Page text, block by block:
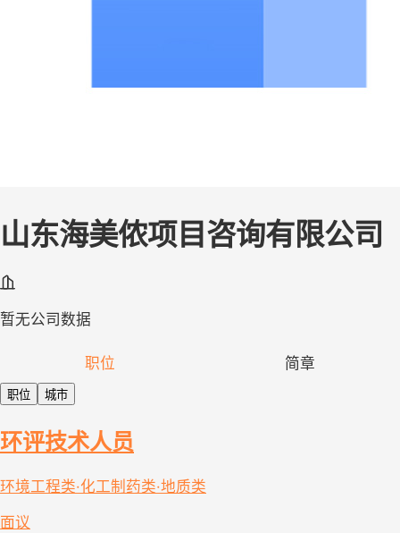
山东海美侬项目咨询有限公司
暂无公司数据
职位 简章
职位 城市
环评技术人员
环境工程类·化工制药类·地质类
面议